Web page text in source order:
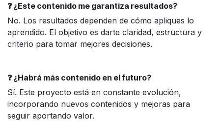
❓ ¿Este contenido me garantiza resultados?
No. Los resultados dependen de cómo apliques lo
aprendido. El objetivo es darte claridad, estructura y
criterio para tomar mejores decisiones.
❓ ¿Habrá más contenido en el futuro?
Sí. Este proyecto está en constante evolución,
incorporando nuevos contenidos y mejoras para
seguir aportando valor.